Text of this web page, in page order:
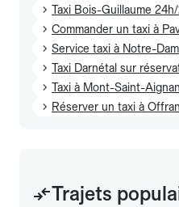
Taxi Bois-Guillaume
Commander un taxi à
Service taxi à Notre-
Taxi Darnétal sur
Taxi à Mont-Saint-Aignan
Réserver un taxi à
Trajets